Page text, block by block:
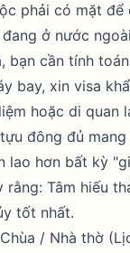
phải có mặt để
ở nước
bạn cần tính
bay, xin visa
hoặc di quan
đông đủ
lao hơn bất kỳ
rằng: Tâm hiếu
tốt nhất.
/ Nhà thờ